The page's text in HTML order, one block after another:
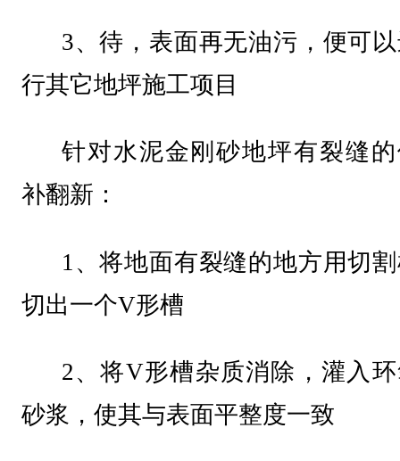
3、待，表面再无油污，便可
行其它地坪施工项目
针对水泥金刚砂地坪有裂缝
补翻新：
1、将地面有裂缝的地方用切
切出一个V形槽
2、将V形槽杂质消除，灌入
砂浆，使其与表面平整度一致